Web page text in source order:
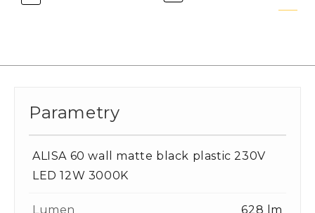
Parametry
ALISA 60 wall matte black plastic 230V
LED 12W 3000K
Lumen 628 lm